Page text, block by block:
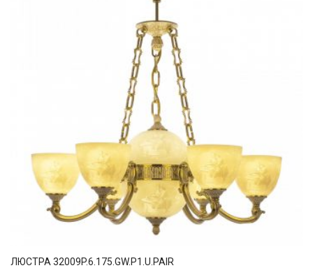
ЛЮСТРА 32009P.6.175.GW.P1.U.PAIR